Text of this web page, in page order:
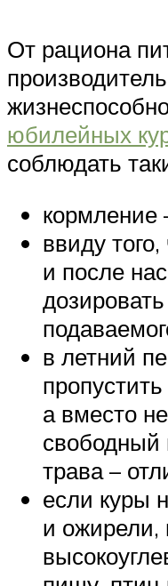
От рациона
юбилейных
соблюдать
кормление
ввиду
и после
в летний
а вместо
свободный
трава –
если куры
и ожирели,